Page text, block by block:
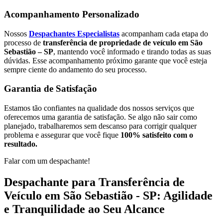
Acompanhamento Personalizado
Nossos Despachantes Especialistas acompanham cada etapa do
processo de transferência de propriedade de veículo em São
Sebastião – SP, mantendo você informado e tirando todas as suas
dúvidas. Esse acompanhamento próximo garante que você esteja
sempre ciente do andamento do seu processo.
Garantia de Satisfação
Estamos tão confiantes na qualidade dos nossos serviços que
oferecemos uma garantia de satisfação. Se algo não sair como
planejado, trabalharemos sem descanso para corrigir qualquer
problema e assegurar que você fique 100% satisfeito com o
resultado.
Falar com um despachante!
Despachante para Transferência de
Veículo em São Sebastião - SP: Agilidade
e Tranquilidade ao Seu Alcance